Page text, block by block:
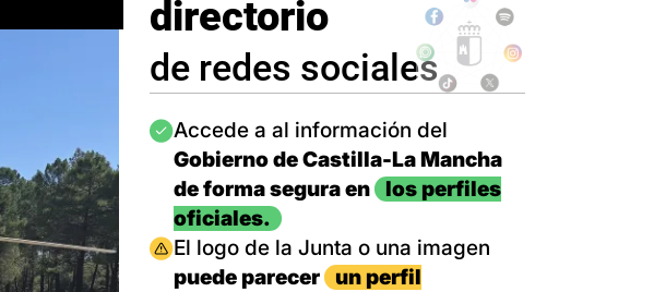
directorio
de redes sociales
Imagen
Accede a al información del
Gobierno de Castilla-La Mancha
de forma segura en
los perfiles
oficiales.
Imagen
El logo de la Junta o una imagen
puede parecer
un perfil